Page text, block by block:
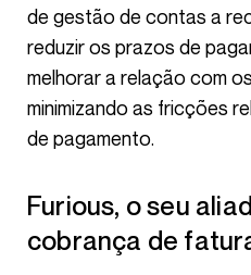
de gestão de contas a
reduzir os prazos de
melhorar a relação com
minimizando as fricções
de pagamento.
Furious, o seu aliado para a
cobrança de